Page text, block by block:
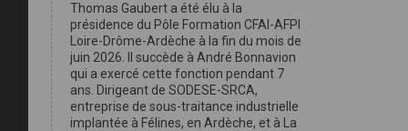
Thomas Gaubert a été élu à la
présidence du Pôle Formation CFAI-AFPI
Loire-Drôme-Ardèche à la fin du mois de
juin 2026. Il succède à André Bonnavion
qui a exercé cette fonction pendant 7
ans. Dirigeant de SODESE-SRCA,
entreprise de sous-traitance industrielle
implantée à Félines, en Ardèche, et à La